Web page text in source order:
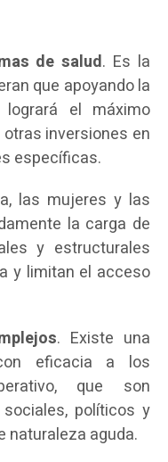
de salud. Es la
que apoyando la
el máximo
inversiones en
específicas.
las mujeres y las
la carga de
y estructurales
y limitan el acceso
. Existe una
eficacia a los
que son
políticos y
naturaleza aguda.